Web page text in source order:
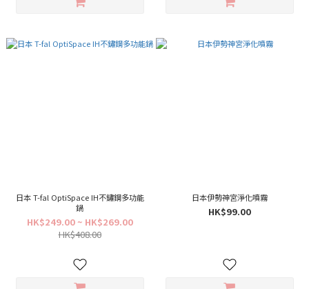
日本 T-fal OptiSpace IH不鏽鋼多功能
鍋
HK$249.00 ~ HK$269.00
HK$408.00
日本伊勢神宮淨化噴霧
HK$99.00